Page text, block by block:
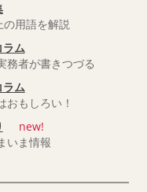
用語を解説
ラム
務者が書きつづる
ラム
おもしろい！
new!
いま情報